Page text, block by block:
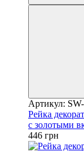
Артикул:
Рейка
с золотыми
446 грн